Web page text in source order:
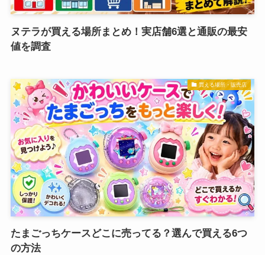
ヌテラが買える場所まとめ！実店舗6選と通販の最安
値を調査
買える場所・販売店
たまごっちケースどこに売ってる？選んで買える6つ
の方法